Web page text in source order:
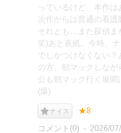
っているけど、本作は
次作からは普通の看護
それとも…また探偵ま
笑)あと表紙。今時、
でしかつけなくない
の方、朝マックしなが
公も朝マック行く展開
(爆)
ナイス ★8
コメント(0) 2026/